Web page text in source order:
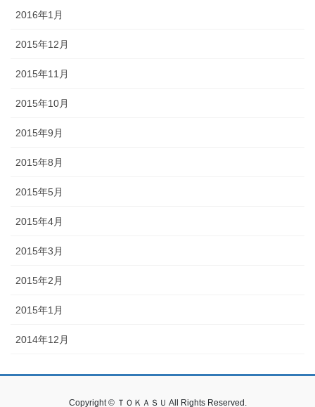
2016年1月
2015年12月
2015年11月
2015年10月
2015年9月
2015年8月
2015年5月
2015年4月
2015年3月
2015年2月
2015年1月
2014年12月
Copyright © ＴＯＫＡＳＵ All Rights Reserved.